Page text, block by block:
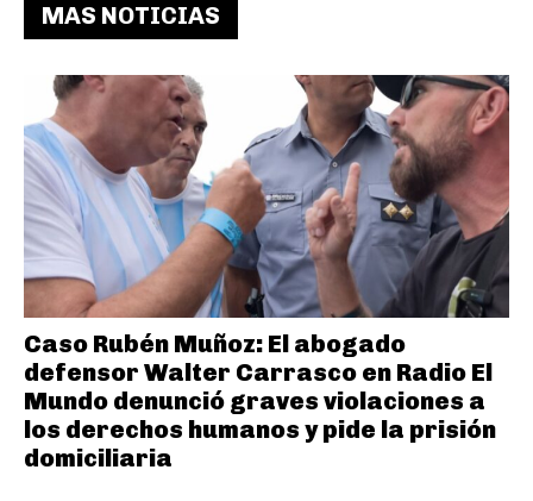
MAS NOTICIAS
Caso Rubén Muñoz: El abogado
defensor Walter Carrasco en Radio El
Mundo denunció graves violaciones a
los derechos humanos y pide la prisión
domiciliaria